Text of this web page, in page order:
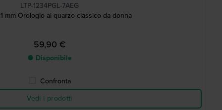
LTP-1234PGL-7AEG
mm Orologio al quarzo classico da donna
59,90 €
● Disponibile
Confronta
Vedi i prodotti